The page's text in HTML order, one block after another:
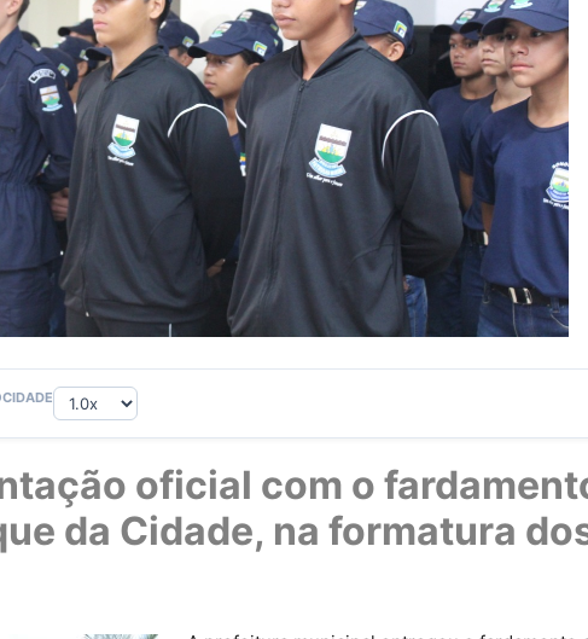
oficial com o
da Cidade, na formatura